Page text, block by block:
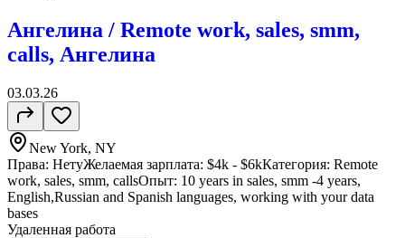
Ангелина / Remote work, sales, smm,
calls, Ангелина
03.03.26
New York, NY
Права: НетуЖелаемая зарплата: $4k - $6kКатегория: Remote
work, sales, smm, callsОпыт: 10 years in sales, smm -4 years,
English,Russian and Spanish languages, working with your data
bases
Удаленная работа